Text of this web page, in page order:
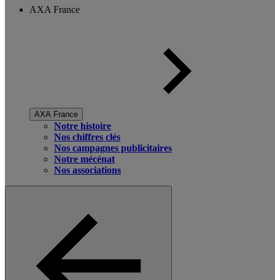
AXA France
AXA France
Notre histoire
Nos chiffres clés
Nos campagnes publicitaires
Notre mécénat
Nos associations